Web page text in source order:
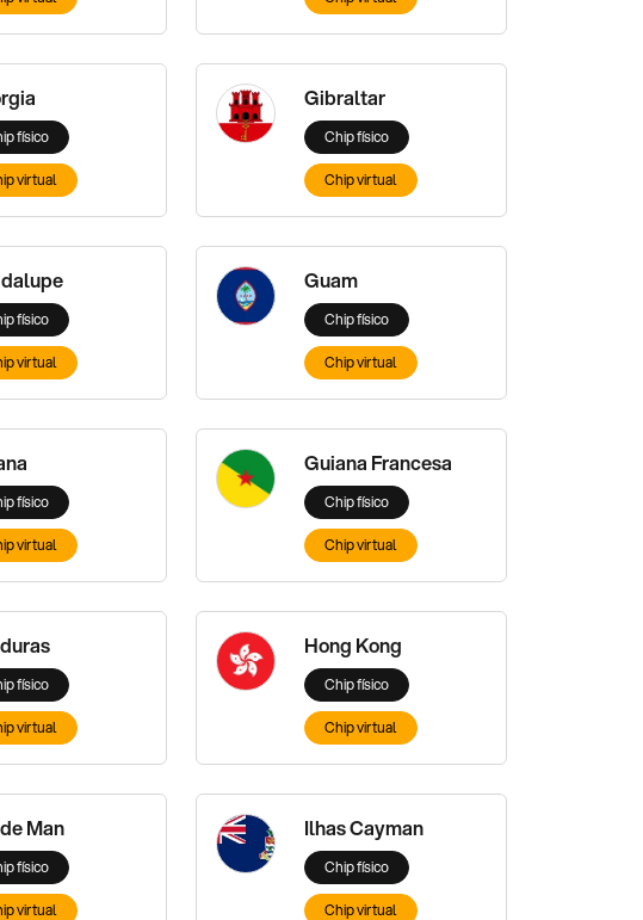
físico
virtual
Gibraltar
Chip físico
Chip virtual
físico
virtual
Guam
Chip físico
Chip virtual
físico
virtual
Guiana Francesa
Chip físico
Chip virtual
físico
virtual
Hong Kong
Chip físico
Chip virtual
Man
físico
virtual
Ilhas Cayman
Chip físico
Chip virtual